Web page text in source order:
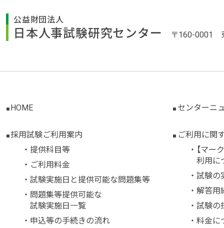
公益財団法人
日本人事試験研究センター 〒160-0001
HOME センターニ
採用試験ご利用案内
提供科目等
ご利用料金
試験実施日と提供可能な問題集等
問題集等提供可能な
試験実施日一覧
申込等の手続きの流れ
ご利用に関
【マー
利用に
試験の
解答用
試験の
料金に